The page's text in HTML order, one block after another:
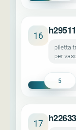
16
piletta
per
5
17